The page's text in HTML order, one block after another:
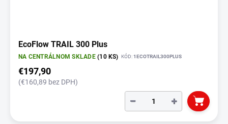
EcoFlow TRAIL 300 Plus
NA CENTRÁLNOM SKLADE(10 KS) KÓD:1ECOTRAIL300PLUS
€197,90
(€160,89 bez DPH)
+
−